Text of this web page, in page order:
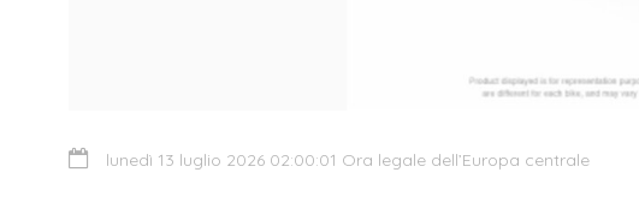
lunedì 13 luglio 2026 02:00:01 Ora legale dell’Europa centrale